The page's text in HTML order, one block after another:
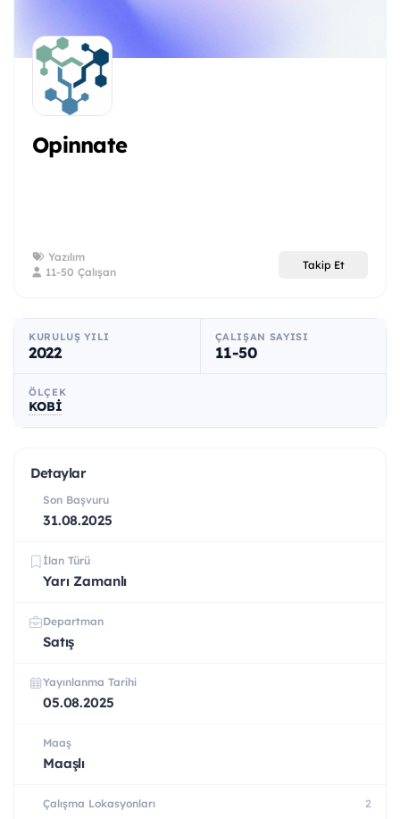
Opinnate
Yazılım
11-50 Çalışan
Takip Et
KURULUŞ YILI
2022
ÇALIŞAN SAYISI
11-50
ÖLÇEK
KOBİ
Detaylar
Son Başvuru
31.08.2025
İlan Türü
Yarı Zamanlı
Departman
Satış
Yayınlanma Tarihi
05.08.2025
Maaş
Maaşlı
Çalışma Lokasyonları 2